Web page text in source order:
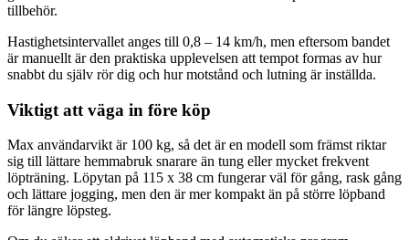
tillbehör.
Hastighetsintervallet anges till 0,8 – 14 km/h, men eftersom bandet
är manuellt är den praktiska upplevelsen att tempot formas av hur
snabbt du själv rör dig och hur motstånd och lutning är inställda.
Viktigt att väga in före köp
Max användarvikt är 100 kg, så det är en modell som främst riktar
sig till lättare hemmabruk snarare än tung eller mycket frekvent
löpträning. Löpytan på 115 x 38 cm fungerar väl för gång, rask gång
och lättare jogging, men den är mer kompakt än på större löpband
för längre löpsteg.